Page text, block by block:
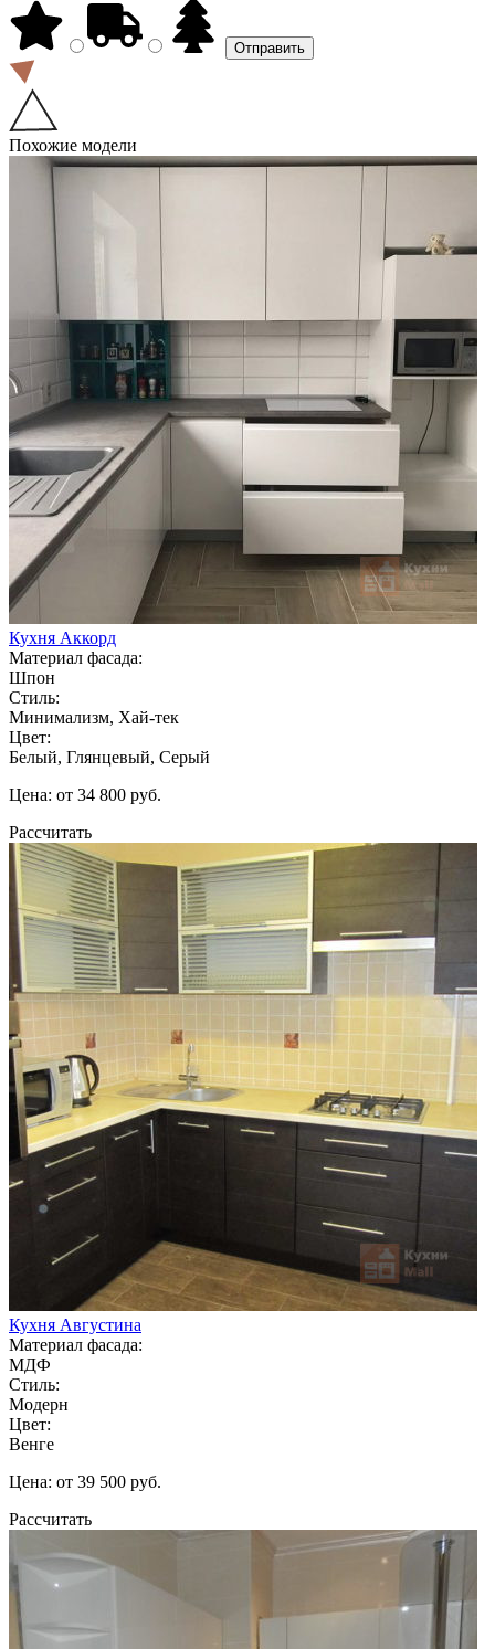
Похожие модели
Кухня Аккорд
Материал фасада:
Шпон
Стиль:
Минимализм, Хай-тек
Цвет:
Белый, Глянцевый, Серый
Цена: от 34 800 руб.
Рассчитать
Кухня Августина
Материал фасада:
МДФ
Стиль:
Модерн
Цвет:
Венге
Цена: от 39 500 руб.
Рассчитать